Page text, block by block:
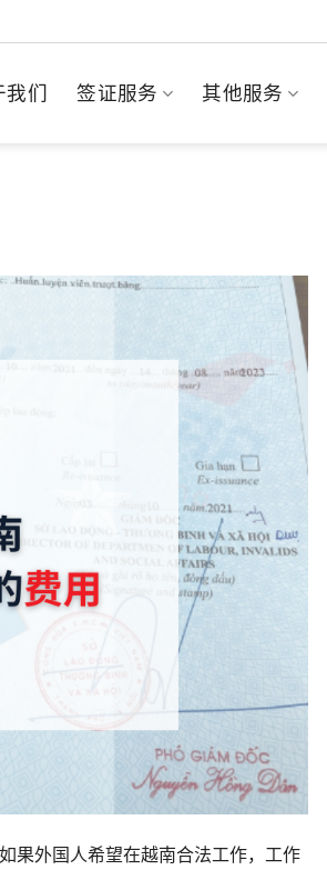
们 签证服务 其他服务
果外国人希望在越南合法工作，工作